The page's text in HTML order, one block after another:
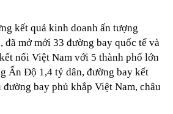
kết quả kinh doanh ấn tượng
mở mới 33 đường bay quốc tế và
nối Việt Nam với 5 thành phố lớn
Ấn Độ 1,4 tỷ dân, đường bay kết
bay phủ khắp Việt Nam, châu